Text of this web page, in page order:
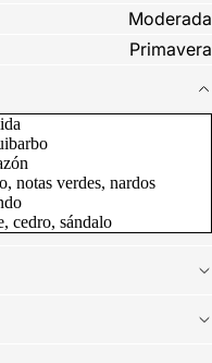
Moderada
Primavera
notas verdes, nardos
cedro, sándalo